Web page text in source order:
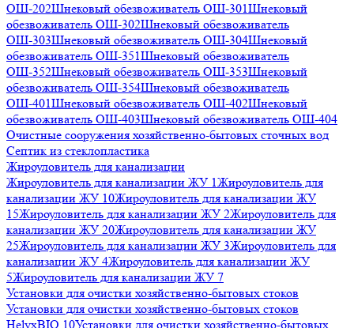
ОШ-202Шнековый обезвоживатель ОШ-301Шнековый
обезвоживатель ОШ-302Шнековый обезвоживатель
ОШ-303Шнековый обезвоживатель ОШ-304Шнековый
обезвоживатель ОШ-351Шнековый обезвоживатель
ОШ-352Шнековый обезвоживатель ОШ-353Шнековый
обезвоживатель ОШ-354Шнековый обезвоживатель
ОШ-401Шнековый обезвоживатель ОШ-402Шнековый
обезвоживатель ОШ-403Шнековый обезвоживатель ОШ-404
Очистные сооружения хозяйственно-бытовых сточных вод
Септик из стеклопластика
Жироуловитель для канализации
Жироуловитель для канализации ЖУ 1Жироуловитель для
канализации ЖУ 10Жироуловитель для канализации ЖУ
15Жироуловитель для канализации ЖУ 2Жироуловитель для
канализации ЖУ 20Жироуловитель для канализации ЖУ
25Жироуловитель для канализации ЖУ 3Жироуловитель для
канализации ЖУ 4Жироуловитель для канализации ЖУ
5Жироуловитель для канализации ЖУ 7
Установки для очистки хозяйственно-бытовых стоков
Установки для очистки хозяйственно-бытовых стоков
HelyxBIO 10Установки для очистки хозяйственно-бытовых